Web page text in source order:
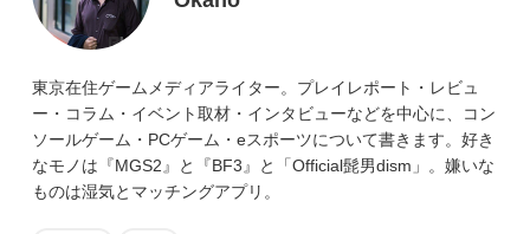
東京在住ゲームメディアライター。プレイレポート・レビュ
ー・コラム・イベント取材・インタビューなどを中心に、コン
ソールゲーム・PCゲーム・eスポーツについて書きます。好き
なモノは『MGS2』と『BF3』と「Official髭男dism」。嫌いな
ものは湿気とマッチングアプリ。